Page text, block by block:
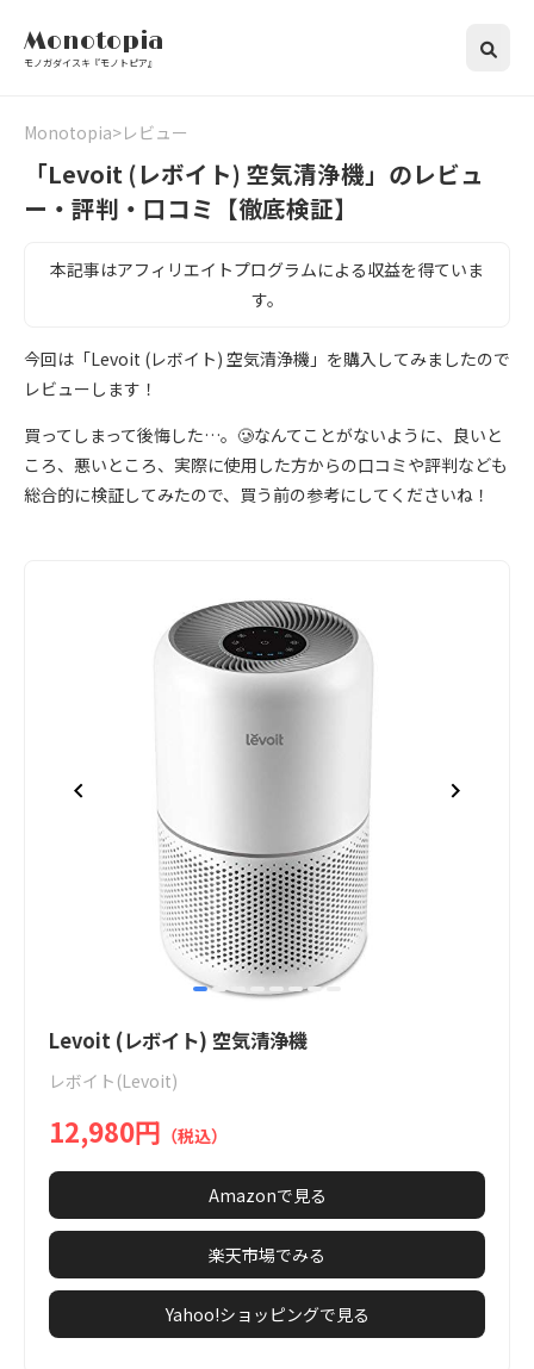
Monotopia
モノガダイスキ『モノトピア』
Monotopia レビュー
「Levoit (レボイト) 空気清浄機」のレビュ
ー・評判・口コミ【徹底検証】
本記事はアフィリエイトプログラムによる収益を得ていま
す。
今回は「Levoit (レボイト) 空気清浄機」を購入してみましたので
レビューします！
買ってしまって後悔した…。🥲なんてことがないように、良いと
ころ、悪いところ、実際に使用した方からの口コミや評判なども
総合的に検証してみたので、買う前の参考にしてくださいね！
itemitemitemitemitem
item
1
8
Levoit (レボイト) 空気清浄機
レボイト(Levoit)
12,980円 （税込）
Amazonで見る
楽天市場でみる
Yahoo!ショッピングで見る